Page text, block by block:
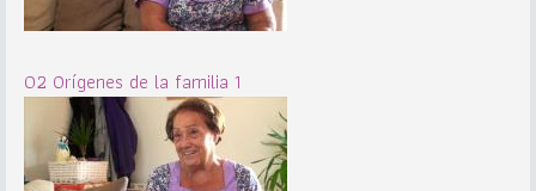
02 Orígenes de la familia 1